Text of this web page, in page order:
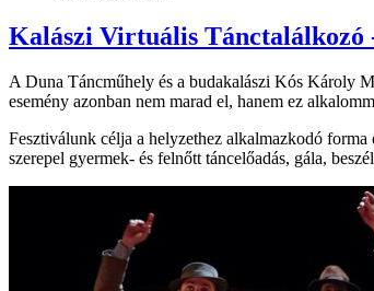
Kalászi Virtuális Tánctalálkozó
A Duna Táncműhely és a budakalászi Kós Károly
esemény azonban nem marad el, hanem ez
Fesztiválunk célja a helyzethez alkalmazkodó
szerepel gyermek- és felnőtt táncelőadás, gála,